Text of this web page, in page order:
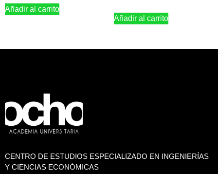
Añadir al carrito
Añadir al carrito
CENTRO DE ESTUDIOS ESPECIALIZADO EN INGENIERÍAS
Y CIENCIAS ECONÓMICAS